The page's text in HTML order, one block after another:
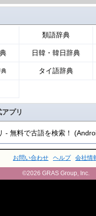
類語辞典
日韓・韓日辞典
典 タイ語辞典
プリ
- 無料で古語を検索！
お問い合わせ ヘルプ 会社情
©2026 GRAS Group, Inc.